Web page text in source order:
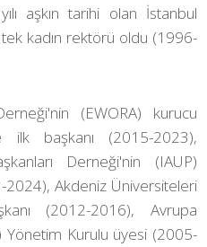
aşkın tarihi olan İstanbul
kadın rektörü oldu (1996-
(EWORA) kurucu
başkanı (2015-2023),
Derneği'nin (IAUP)
Akdeniz Üniversiteleri
(2012-2016), Avrupa
Yönetim Kurulu üyesi (2005-